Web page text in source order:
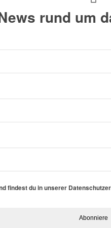
rund um
findest du in unserer